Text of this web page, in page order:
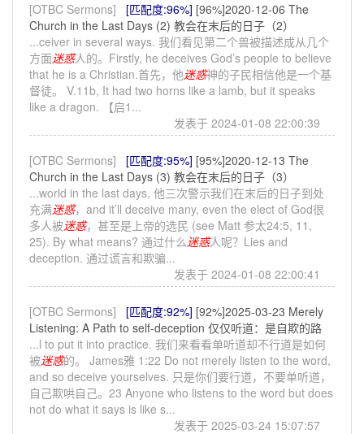
[OTBC Sermons] [匹配度:96%] [96%]2020-12-06 The
Church in the Last Days (2) 教会在末后的日子（2）
...ceiver in several ways. 我们看见第二个兽被描述成从几个
方面迷惑人的。Firstly, he deceives God’s people to believe
that he is a Christian.首先，他迷惑神的子民相信他是一个基
督徒。 V.11b, It had two horns like a lamb, but it speaks
like a dragon. 【启1...
发表于 2024-01-08 22:00:39
[OTBC Sermons] [匹配度:95%] [95%]2020-12-13 The
Church in the Last Days (3) 教会在末后的日子（3）
...world in the last days, 他三次警示我们在末后的日子到处
充满迷惑，and it’ll deceive many, even the elect of God很
多人被迷惑，甚至是上帝的选民 (see Matt 参太24:5, 11,
25). By what means? 通过什么迷惑人呢？Lies and
deception. 通过谎言和欺骗...
发表于 2024-01-08 22:00:41
[OTBC Sermons] [匹配度:92%] [92%]2025-03-23 Merely
Listening: A Path to self-deception 仅仅听道：是自欺的路
...l to put it into practice. 我们来看看单听道却不行道是如何
被迷惑的。 James雅 1:22 Do not merely listen to the word,
and so deceive yourselves. 只是你们要行道，不要单听道，
自己欺哄自己。23 Anyone who listens to the word but does
not do what it says is like s...
发表于 2025-03-24 15:07:57